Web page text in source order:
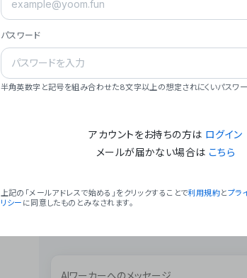
- **ミッション**: 「We Make
- **ビジョン**: 「Global
### 会社概要
パスワード
半角英数字と記号を組み合わせた8文字以上の想定されにくいパスワー
アカウントをお持ちの方は ログイン
メールが届かない場合は こちら
上記の「メールアドレスで始める」をクリックすることで利用規約とプラ
リシー に同意したものとみなされます。